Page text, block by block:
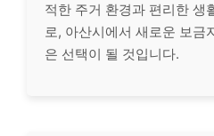
적한 주거 환경과 편리한 생
로, 아산시에서 새로운 보금
은 선택이 될 것입니다.